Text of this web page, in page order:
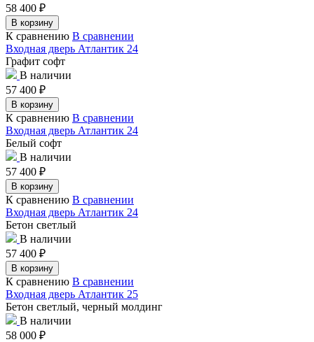
58 400 ₽
В корзину
К сравнению В сравнении
Входная дверь Атлантик 24
Графит софт
В наличии
57 400 ₽
В корзину
К сравнению В сравнении
Входная дверь Атлантик 24
Белый софт
В наличии
57 400 ₽
В корзину
К сравнению В сравнении
Входная дверь Атлантик 24
Бетон светлый
В наличии
57 400 ₽
В корзину
К сравнению В сравнении
Входная дверь Атлантик 25
Бетон светлый, черный молдинг
В наличии
58 000 ₽